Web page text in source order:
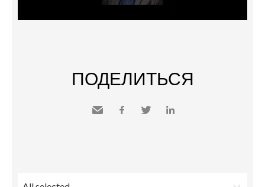
ПОДЕЛИТЬСЯ